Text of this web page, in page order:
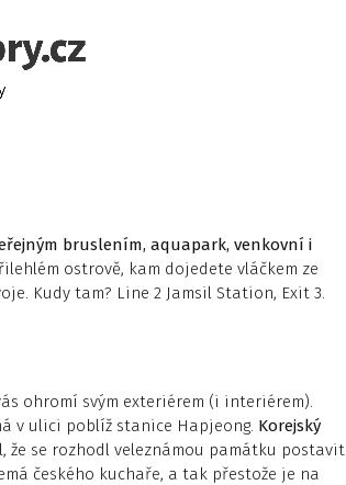
bruslením, aquapark, venkovní i
ostrově, kam dojedete vláčkem ze
Kudy tam? Line 2 Jamsil Station, Exit 3.
ohromí svým exteriérem (i interiérem).
v ulici poblíž stanice Hapjeong. Korejský
že se rozhodl veleznámou památku postavit
českého kuchaře, a tak přestože je na